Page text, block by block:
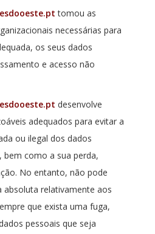
tomou as
necessárias para
os seus dados
e acesso não
desenvolve
adequados para evitar a
ou ilegal dos dados
bem como a sua perda,
No entanto, não pode
absoluta relativamente aos
que exista uma fuga,
pessoais que seja